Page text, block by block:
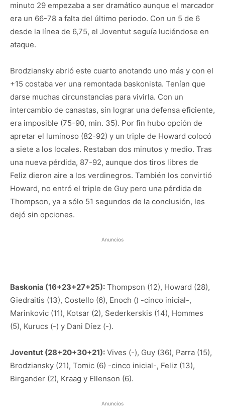
minuto 29 empezaba a ser dramático aunque el marcador
era un 66-78 a falta del último periodo. Con un 5 de 6
desde la línea de 6,75, el Joventut seguía luciéndose en
ataque.
Brodziansky abrió este cuarto anotando uno más y con el
+15 costaba ver una remontada baskonista. Tenían que
darse muchas circunstancias para vivirla. Con un
intercambio de canastas, sin lograr una defensa eficiente,
era imposible (75-90, min. 35). Por fin hubo opción de
apretar el luminoso (82-92) y un triple de Howard colocó
a siete a los locales. Restaban dos minutos y medio. Tras
una nueva pérdida, 87-92, aunque dos tiros libres de
Feliz dieron aire a los verdinegros. También los convirtió
Howard, no entró el triple de Guy pero una pérdida de
Thompson, ya a sólo 51 segundos de la conclusión, les
dejó sin opciones.
Anuncios
Baskonia (16+23+27+25): Thompson (12), Howard (28),
Giedraitis (13), Costello (6), Enoch () -cinco inicial-,
Marinkovic (11), Kotsar (2), Sederkerskis (14), Hommes
(5), Kurucs (-) y Dani Díez (-).
Joventut (28+20+30+21): Vives (-), Guy (36), Parra (15),
Brodziansky (21), Tomic (6) -cinco inicial-, Feliz (13),
Birgander (2), Kraag y Ellenson (6).
Anuncios